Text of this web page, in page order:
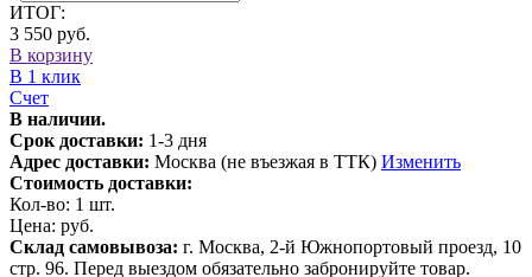
ИТОГ:
3 550 руб.
В корзину
В 1 клик
Счет
В наличии.
Срок доставки: 1-3 дня
Адрес доставки: Москва (не въезжая в ТТК) Изменить
Стоимость доставки:
Кол-во: 1 шт.
Цена: руб.
Склад самовывоза: г. Москва, 2-й Южнопортовый проезд, 10
стр. 96. Перед выездом обязательно забронируйте товар.